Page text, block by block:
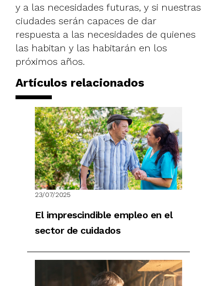
y a las necesidades futuras, y si nuestras
ciudades serán capaces de dar
respuesta a las necesidades de quienes
las habitan y las habitarán en los
próximos años.
Artículos relacionados
23/07/2025
El imprescindible empleo en el
sector de cuidados